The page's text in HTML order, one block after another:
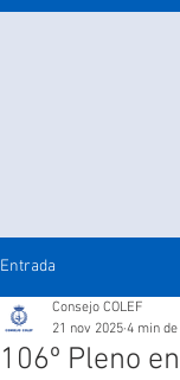
Entrada
106º Pleno
Consejo COLEF
21 nov 2025 4 min